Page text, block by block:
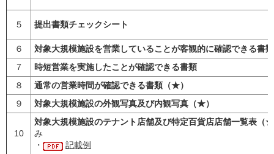
５ 提出書類チェックシート
６
対象大規模施設を営業していることが客観的に確認できる書
７
時短営業を実施したことが確認できる書類
８
通常の営業時間が確認できる書類（★）
９
対象大規模施設の外観写真及び内観写真（★）
10
対象大規模施設のテナント店舗及び特定百貨店店舗一覧表（
み
・
記載例